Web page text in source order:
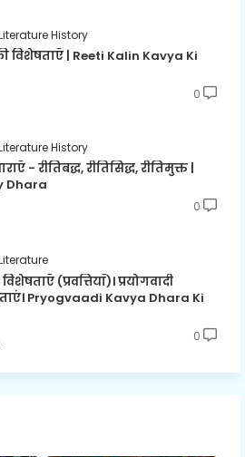
History
विशेषताएँ | Reeti Kalin Kavya Ki
0
History
- रीतिबद्ध, रीतिसिद्ध, रीतिमुक्त |
Dhara
0
(प्रवत्तियाँ)। प्रयोगवादी
Pryogvaadi Kavya Dhara Ki
0